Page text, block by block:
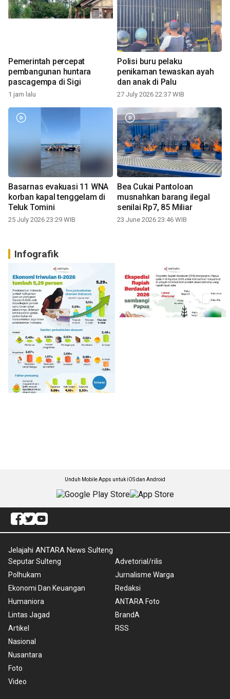
Pemerintah percepat
pembangunan huntara
pascagempa di Sigi
1 jam lalu
Polisi buru pelaku
penikaman tewaskan ayah
dan anak di Palu
27 July 2026 22:37 WIB
Basarnas evakuasi 11 WNA
korban kapal tenggelam di
Teluk Tomini
25 July 2026 23:29 WIB
Bea Cukai Pantoloan
musnahkan barang ilegal
senilai Rp7, 85 Miliar
23 June 2026 23:46 WIB
Infografik
Unduh Mobile Apps untuk iOS dan Android
Jelajahi ANTARA News Sulteng
Seputar Sulteng
Polhukam
Ekonomi Dan Keuangan
Humaniora
Lintas Jagad
Artikel
Nasional
Nusantara
Foto
Video
Advetorial/rilis
Jurnalisme Warga
Redaksi
ANTARA Foto
BrandA
RSS